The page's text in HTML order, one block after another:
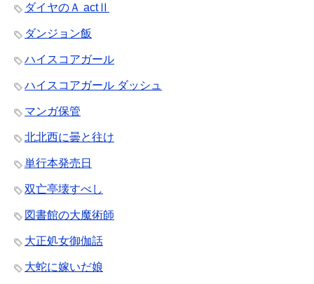
ダイヤのＡ actⅡ
ダンジョン飯
ハイスコアガール
ハイスコアガール ダッシュ
マンガ保管
北北西に曇と往け
単行本発売日
双亡亭壊すべし
図書館の大魔術師
大正処女御伽話
大蛇に嫁いだ娘